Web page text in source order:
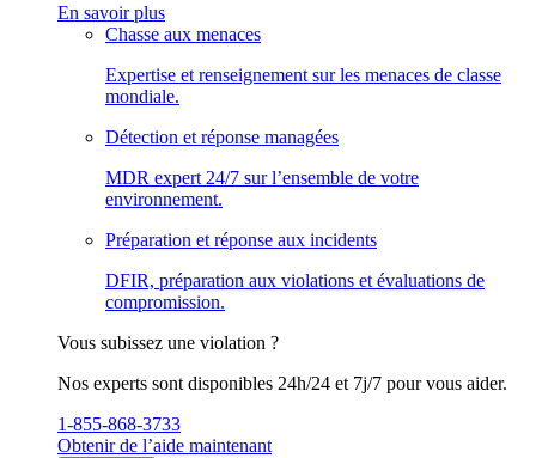
En savoir plus
Chasse aux menaces
Expertise et renseignement sur les menaces de classe
mondiale.
Détection et réponse managées
MDR expert 24/7 sur l’ensemble de votre
environnement.
Préparation et réponse aux incidents
DFIR, préparation aux violations et évaluations de
compromission.
Vous subissez une violation ?
Nos experts sont disponibles 24h/24 et 7j/7 pour vous aider.
1-855-868-3733
Obtenir de l’aide maintenant